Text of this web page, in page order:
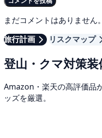
まだコメントはありません。
旅行計画
リスクマップ
登山・クマ対策装
Amazon・楽天の高評価品
ッズを厳選。